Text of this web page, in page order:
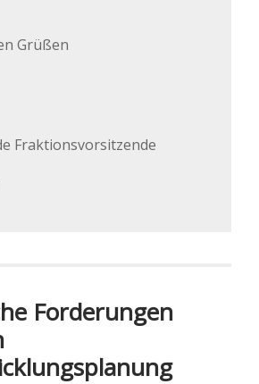
Grüßen
Fraktionsvorsitzende
Forderungen